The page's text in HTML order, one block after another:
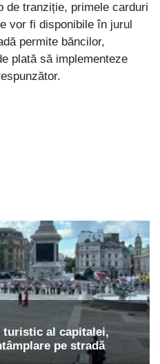
de tranziție, primele carduri
vor fi disponibile în jurul
permite băncilor,
plată să implementeze